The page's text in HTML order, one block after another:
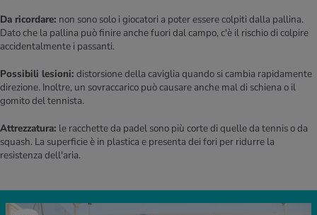
Da ricordare: non sono solo i giocatori a poter essere colpiti dalla pallina.
Dato che la pallina può finire anche fuori dal campo, c'è il rischio di colpire
accidentalmente i passanti.
Possibili lesioni: distorsione della caviglia quando si cambia rapidamente
direzione. Inoltre, un sovraccarico può causare anche mal di schiena o il
gomito del tennista.
Attrezzatura: le racchette da padel sono più corte di quelle da tennis o da
squash. La superficie è in plastica e presenta dei fori per ridurre la
resistenza dell'aria.